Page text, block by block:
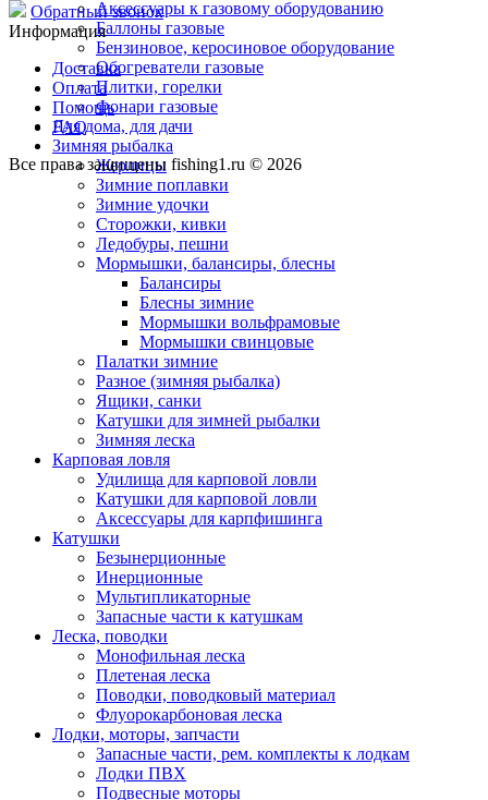
Аксессуары к газовому оборудованию
Баллоны газовые
Бензиновое, керосиновое оборудование
Обогреватели газовые
Плитки, горелки
Фонари газовые
Для дома, для дачи
Зимняя рыбалка
Жерлицы
Зимние поплавки
Зимние удочки
Сторожки, кивки
Ледобуры, пешни
Мормышки, балансиры, блесны
Балансиры
Блесны зимние
Мормышки вольфрамовые
Мормышки свинцовые
Палатки зимние
Разное (зимняя рыбалка)
Ящики, санки
Катушки для зимней рыбалки
Зимняя леска
Карповая ловля
Удилища для карповой ловли
Катушки для карповой ловли
Аксессуары для карпфишинга
Катушки
Безынерционные
Инерционные
Мультипликаторные
Запасные части к катушкам
Леска, поводки
Монофильная леска
Плетеная леска
Поводки, поводковый материал
Флуорокарбоновая леска
Лодки, моторы, запчасти
Запасные части, рем. комплекты к лодкам
Лодки ПВХ
Подвесные моторы
Обратный звонок
Информация
Доставка
Оплата
Помощь
FAQ
Все права защищены fishing1.ru © 2026